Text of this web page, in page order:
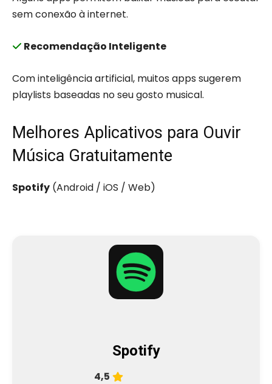
sem conexão à internet.
Recomendação Inteligente
Com inteligência artificial, muitos apps sugerem
playlists baseadas no seu gosto musical.
Melhores Aplicativos para Ouvir
Música Gratuitamente
Spotify (Android / iOS / Web)
Spotify
4,5